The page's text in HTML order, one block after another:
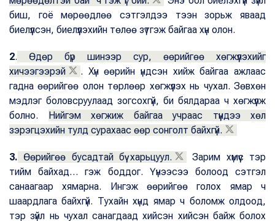
биш, гоё мөрөөдлөө сэтгэлдээ тээн зорьж яваад
биелүүлсэн, биелүүлэхийн төлөө зүтгэж байгаа хүн олон.
2. Өдөр бүр шинээр сур, өөрийгөө хөгжүүлэхийг
хичээгээрэй
. Хүн өөрийн үндсэн хийж байгаа ажлаас
гадна өөрийгөө олон төрлөөр хөгжүүлэх нь чухал. Зөвхөн
мэдлэг боловсруулаад зогсохгүй, би бялдараа ч хөгжүүлж
болно. Нийгэм хөгжиж байгаа учраас түүндээ хөл
зэрэгцэхийн тулд сурахаас өөр сонголт байхгүй.
3. Өөрийгөө бусадтай бүү харьцуул.
Зарим хүмүүс тэр
тийм байхад… гэж боддог. Үүнээсээ болоод сэтгэл
санаагаар хямарна. Ингэж өөрийгөө голох ямар ч
шаардлага байхгүй. Тухайн хүнд ямар ч боломж олдоод,
тэр зүйл нь чухал санагдаад хийсэн хийсэн байж болох